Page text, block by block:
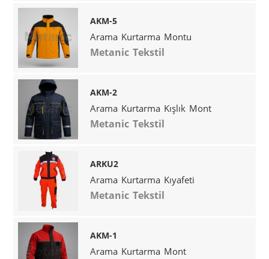
AKM-5
Arama Kurtarma Montu
Metanic Tekstil
AKM-2
Arama Kurtarma Kışlık Mont
Metanic Tekstil
ARKU2
Arama Kurtarma Kıyafeti
Metanic Tekstil
AKM-1
Arama Kurtarma Mont